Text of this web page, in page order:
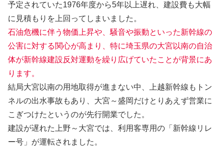
予定されていた1976年度から5年以上遅れ、建設費も大幅
に見積もりを上回ってしまいました。
石油危機に伴う物価上昇や、騒音や振動といった新幹線の
公害に対する関心が高まり、特に埼玉県の大宮以南の自治
体が新幹線建設反対運動を繰り広げていたことが背景にあ
ります。
結局大宮以南の用地取得が進まない中、上越新幹線もトン
ネルの出水事故もあり、大宮～盛岡だけとりあえず営業に
こぎつけたというのが先行開業でした。
建設が遅れた上野～大宮では、利用客専用の「新幹線リレ
ー号」が運転されました。